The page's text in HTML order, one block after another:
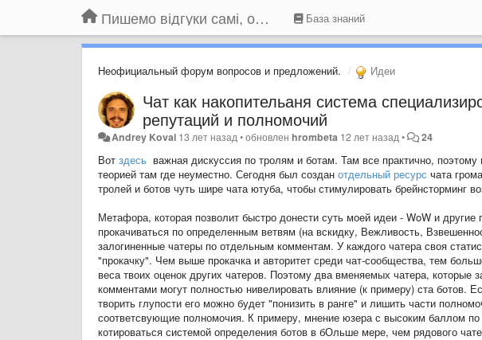
Пишемо відгуки самі, обговорюємо інші ідеї та пропозиції до Громадського Телебачення База знаний
Неофициальный форум вопросов и предложений. Идеи
Чат как накопительаня система
репутаций и полномочий
Andrey Koval 13 лет назад •обновленhrombeta 12 лет назад • 24
Вот здесь важная дискуссия по тролям и ботам. Там все практично,
теорией там где неуместно. Сегодня был создан отдельный ресурс чата
тролей и ботов чуть шире чата ютуба, чтобы стимулировать брейнсторминг
Метафора, которая позволит быстро донести суть моей идеи - WoW и
прокачиваться по определенным ветвям (на вскидку, Вежливость,
залогиненные чатеры по отдельным комментам. У каждого чатера своя
"прокачку". Чем выше прокачка и авторитет среди чат-сообщества, тем
веса твоих оценок других чатеров. Поэтому два вменяемых чатера,
комментами могут полностью нивелировать влияние (к примеру) ста ботов.
творить глупости его можно будет "понизить в ранге" и лишить части
соответсвующие полномочия. К примеру, мнение юзера с высоким баллом
котироваться системой определения ботов в бОльше мере, чем рядового